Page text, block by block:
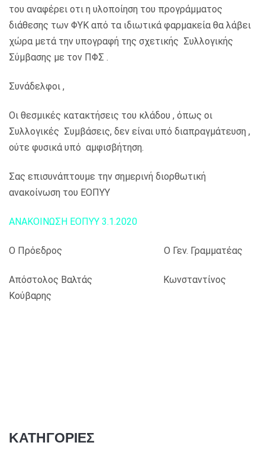
του αναφέρει οτι η υλοποίηση του προγράμματος
διάθεσης των ΦΥΚ από τα ιδιωτικά φαρμακεία θα λάβει
χώρα μετά την υπογραφή της σχετικής Συλλογικής
Σύμβασης με τον ΠΦΣ .
Συνάδελφοι ,
Οι θεσμικές κατακτήσεις του κλάδου , όπως οι
Συλλογικές Συμβάσεις, δεν είναι υπό διαπραγμάτευση ,
ούτε φυσικά υπό αμφισβήτηση.
Σας επισυνάπτουμε την σημερινή διορθωτική
ανακοίνωση του ΕΟΠΥΥ
ΑΝΑΚΟΙΝΩΣΗ ΕΟΠΥΥ 3.1.2020
Ο Πρόεδρος Ο Γεν. Γραμματέας
Απόστολος Βαλτάς Κωνσταντίνος
Κούβαρης
ΚΑΤΗΓΟΡΙΕΣ